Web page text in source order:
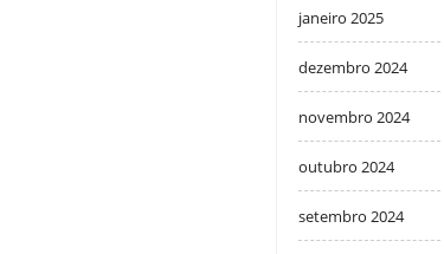
janeiro 2025
dezembro 2024
novembro 2024
outubro 2024
setembro 2024